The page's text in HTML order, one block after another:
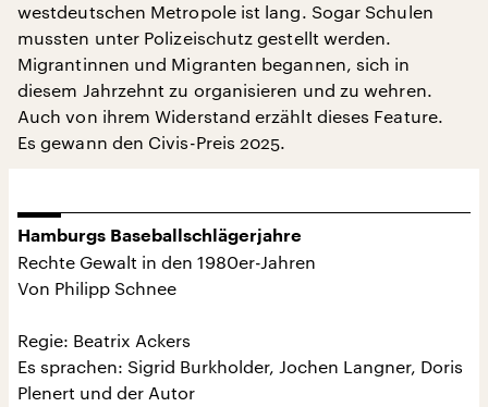
westdeutschen Metropole ist lang. Sogar Schulen
mussten unter Polizeischutz gestellt werden.
Migrantinnen und Migranten begannen, sich in
diesem Jahrzehnt zu organisieren und zu wehren.
Auch von ihrem Widerstand erzählt dieses Feature.
Es gewann den Civis-Preis 2025.
Hamburgs Baseballschlägerjahre
Rechte Gewalt in den 1980er-Jahren
Von Philipp Schnee
Regie: Beatrix Ackers
Es sprachen: Sigrid Burkholder, Jochen Langner, Doris
Plenert und der Autor